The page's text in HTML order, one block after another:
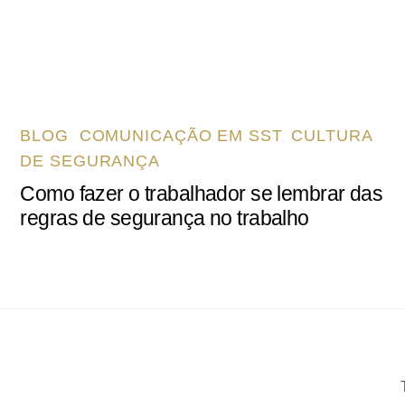
BLOG COMUNICAÇÃO EM SST, CULTURA
DE SEGURANÇA
Como fazer o trabalhador se lembrar das
regras de segurança no trabalho